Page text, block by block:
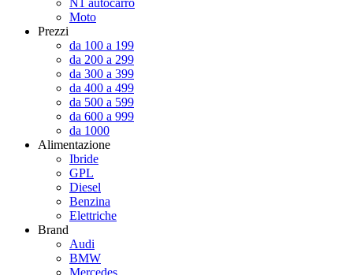
N1 autocarro
Moto
Prezzi
da 100 a 199
da 200 a 299
da 300 a 399
da 400 a 499
da 500 a 599
da 600 a 999
da 1000
Alimentazione
Ibride
GPL
Diesel
Benzina
Elettriche
Brand
Audi
BMW
Mercedes